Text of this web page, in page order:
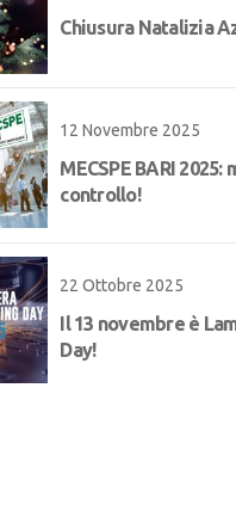
Chiusura Natalizia
12 Novembre 2025
MECSPE BARI 2025:
controllo!
22 Ottobre 2025
Il 13 novembre è
Day!